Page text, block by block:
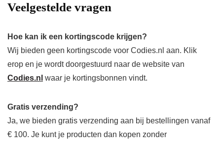
Veelgestelde vragen
Hoe kan ik een kortingscode krijgen?
Wij bieden geen kortingscode voor Codies.nl aan. Klik
erop en je wordt doorgestuurd naar de website van
Codies.nl waar je kortingsbonnen vindt.
Gratis verzending?
Ja, we bieden gratis verzending aan bij bestellingen vanaf
€ 100. Je kunt je producten dan kopen zonder